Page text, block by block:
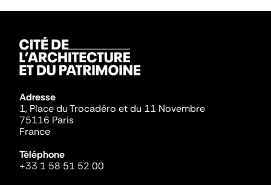
Adresse
1, Place du Trocadéro et du 11 Novembre
75116 Paris
France
Téléphone
+33 1 58 51 52 00